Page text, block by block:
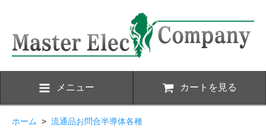
メニュー カートを見る
ホーム > 流通品お問合半導体各種